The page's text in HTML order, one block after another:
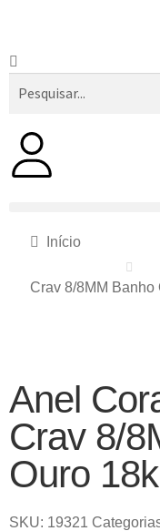
Início
Crav 8/8MM Banho
Anel
Crav 8/
Ouro 18k
SKU: 19321